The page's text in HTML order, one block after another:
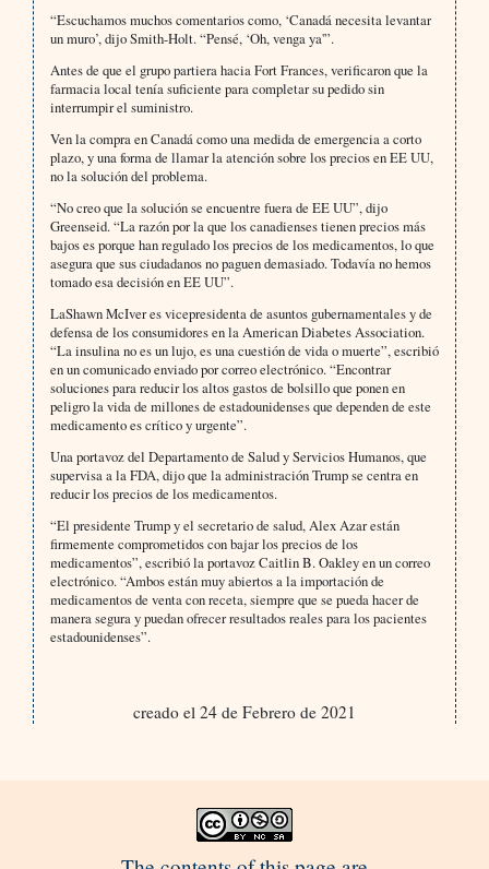
“Escuchamos muchos comentarios como, ‘Canadá necesita levantar
un muro’, dijo Smith-Holt. “Pensé, ‘Oh, venga ya'”.
Antes de que el grupo partiera hacia Fort Frances, verificaron que la
farmacia local tenía suficiente para completar su pedido sin
interrumpir el suministro.
Ven la compra en Canadá como una medida de emergencia a corto
plazo, y una forma de llamar la atención sobre los precios en EE UU,
no la solución del problema.
“No creo que la solución se encuentre fuera de EE UU”, dijo
Greenseid. “La razón por la que los canadienses tienen precios más
bajos es porque han regulado los precios de los medicamentos, lo que
asegura que sus ciudadanos no paguen demasiado. Todavía no hemos
tomado esa decisión en EE UU”.
LaShawn McIver es vicepresidenta de asuntos gubernamentales y de
defensa de los consumidores en la American Diabetes Association.
“La insulina no es un lujo, es una cuestión de vida o muerte”, escribió
en un comunicado enviado por correo electrónico. “Encontrar
soluciones para reducir los altos gastos de bolsillo que ponen en
peligro la vida de millones de estadounidenses que dependen de este
medicamento es crítico y urgente”.
Una portavoz del Departamento de Salud y Servicios Humanos, que
supervisa a la FDA, dijo que la administración Trump se centra en
reducir los precios de los medicamentos.
“El presidente Trump y el secretario de salud, Alex Azar están
firmemente comprometidos con bajar los precios de los
medicamentos”, escribió la portavoz Caitlin B. Oakley en un correo
electrónico. “Ambos están muy abiertos a la importación de
medicamentos de venta con receta, siempre que se pueda hacer de
manera segura y puedan ofrecer resultados reales para los pacientes
estadounidenses”.
creado el 24 de Febrero de 2021